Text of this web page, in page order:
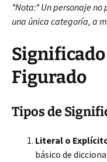
*Nota:* Un personaje
una única categoría, a
Figurado
Tipos de
Literal o
básico de